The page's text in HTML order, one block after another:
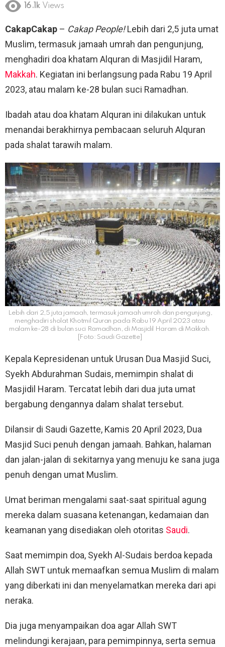
16.1k Views
CakapCakap – Cakap People!Lebih dari 2,5 juta umat
Muslim, termasuk jamaah umrah dan pengunjung,
menghadiri doa khatam Alquran di Masjidil Haram,
Makkah. Kegiatan ini berlangsung pada Rabu 19 April
2023, atau malam ke-28 bulan suci Ramadhan.
Ibadah atau doa khatam Alquran ini dilakukan untuk
menandai berakhirnya pembacaan seluruh Alquran
pada shalat tarawih malam.
Lebih dari 2,5 juta jamaah, termasuk jamaah umroh dan pengunjung,
menghadiri sholat Khotmil Quran pada Rabu 19 April 2023 atau
malam ke-28 di bulan suci Ramadhan, di Masjidil Haram di Makkah.
[Foto: Saudi Gazette]
Kepala Kepresidenan untuk Urusan Dua Masjid Suci,
Syekh Abdurahman Sudais, memimpin shalat di
Masjidil Haram. Tercatat lebih dari dua juta umat
bergabung dengannya dalam shalat tersebut.
Dilansir di Saudi Gazette, Kamis 20 April 2023, Dua
Masjid Suci penuh dengan jamaah. Bahkan, halaman
dan jalan-jalan di sekitarnya yang menuju ke sana juga
penuh dengan umat Muslim.
Umat ​​beriman mengalami saat-saat spiritual agung
mereka dalam suasana ketenangan, kedamaian dan
keamanan yang disediakan oleh otoritas Saudi.
Saat memimpin doa, Syekh Al-Sudais berdoa kepada
Allah SWT untuk memaafkan semua Muslim di malam
yang diberkati ini dan menyelamatkan mereka dari api
neraka.
Dia juga menyampaikan doa agar Allah SWT
melindungi kerajaan, para pemimpinnya, serta semua